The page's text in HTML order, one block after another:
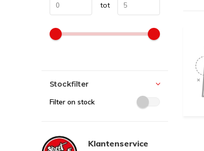
tot
Stockfilter
Filter on stock
Klantenservice